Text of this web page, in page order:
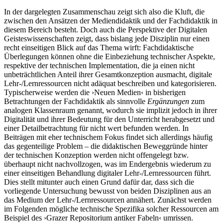
In der dargelegten Zusammenschau zeigt sich also die Kluft, die
zwischen den Ansätzen der Mediendidaktik und der Fachdidaktik in
diesem Bereich besteht. Doch auch die Perspektive der Digitalen
Geisteswissenschaften zeigt, dass bislang jede Disziplin nur einen
recht einseitigen Blick auf das Thema wirft: Fachdidaktische
Überlegungen können ohne die Einbeziehung technischer Aspekte,
respektive der technischen Implementation, die ja einen nicht
unbeträchtlichen Anteil ihrer Gesamtkonzeption ausmacht, digitale
Lehr-/Lernressourcen nicht adäquat beschreiben und kategorisieren.
Typischerweise werden die ›Neuen Medien‹ in bisherigen
Betrachtungen der Fachdidaktik als sinnvolle Ergänzungen zum
analogen Klassenraum genannt, wodurch sie implizit jedoch in ihrer
Digitalität und ihrer Bedeutung für den Unterricht herabgesetzt und
einer Detailbetrachtung für nicht wert befunden werden. In
Beiträgen mit eher technischem Fokus findet sich allerdings häufig
das gegenteilige Problem – die didaktischen Beweggründe hinter
der technischen Konzeption werden nicht offengelegt bzw.
überhaupt nicht nachvollzogen, was im Endergebnis wiederum zu
einer einseitigen Behandlung digitaler Lehr-/Lernressourcen führt.
Dies stellt mitunter auch einen Grund dafür dar, dass sich die
vorliegende Untersuchung bewusst von beiden Disziplinen aus an
das Medium der Lehr-/Lernressourcen annähert. Zunächst werden
im Folgenden mögliche technische Spezifika solcher Ressourcen am
Beispiel des ›Grazer Repositorium antiker Fabeln‹ umrissen.